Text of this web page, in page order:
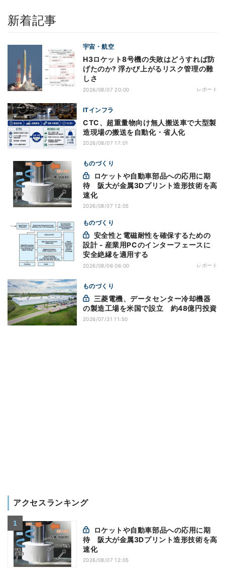
新着記事
宇宙・航空
H3ロケット8号機の失敗はどうすれば防
げたのか? 浮かび上がるリスク管理の難
しさ
2026/08/07 20:00 レポート
ITインフラ
CTC、超重量物向け無人搬送車で大型製
造現場の搬送を自動化・省人化
2026/08/07 17:01
ものづくり
待 阪大が金属3Dプリント造形技術を高
速化
2026/08/07 12:05
ものづくり
設計 - 産業用PCのインターフェースに
安全絶縁を適用する
2026/08/06 06:00 レポート
ものづくり
の製造工場を米国で設立 約48億円投資
2026/07/31 11:50
アクセスランキング
待 阪大が金属3Dプリント造形技術を高
速化
2026/08/07 12:05